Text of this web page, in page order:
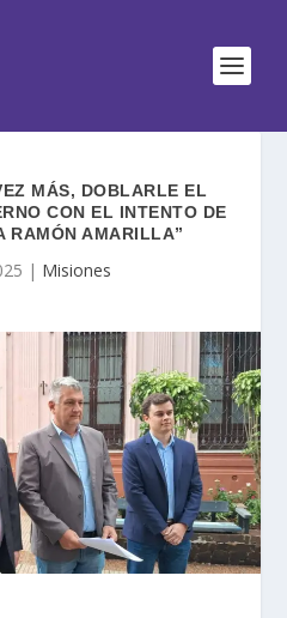
MÁS, DOBLARLE EL
CON EL INTENTO DE
RAMÓN AMARILLA”
| Misiones